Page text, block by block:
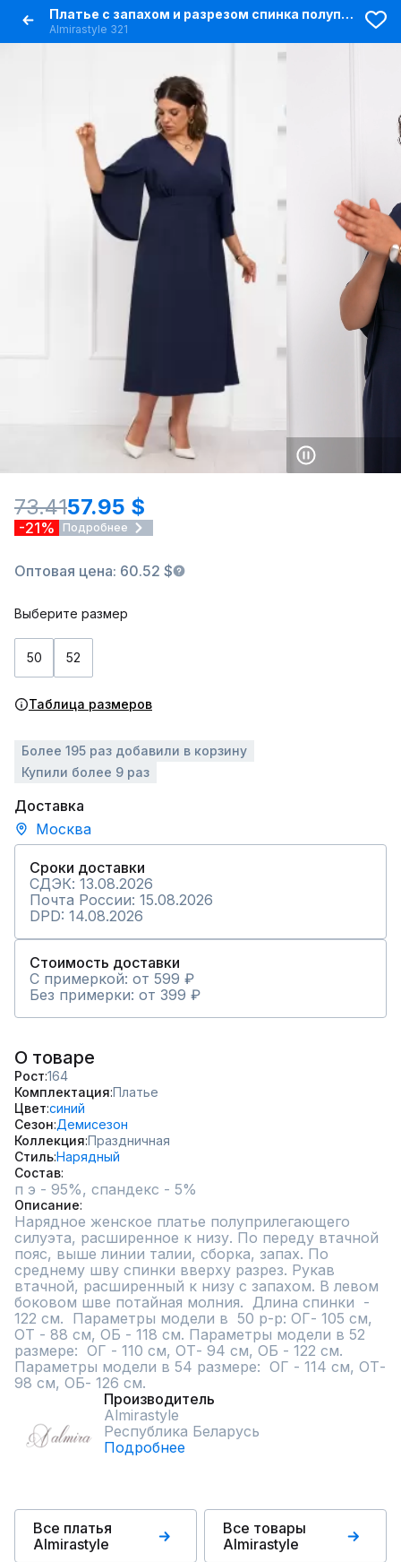
Платье с запахом и разрезом спинка полуприлегающая
Almirastyle 321
73.4157.95 $
-21% Подробнее
Оптовая цена: 60.52 $
Выберите размер
50 52
Таблица размеров
Более 195 раз добавили в корзину
Купили более 9 раз
Доставка
Москва
Сроки доставки
СДЭК: 13.08.2026
Почта России: 15.08.2026
DPD: 14.08.2026
Стоимость доставки
С примеркой: от 599 ₽
Без примерки: от 399 ₽
О товаре
Рост 164
Комплектация Платье
Цвет синий
Сезон Демисезон
Коллекция Праздничная
СтильНарядный
Состав
п э - 95%, спандекс - 5%
Описание
Нарядное женское платье полуприлегающего
силуэта, расширенное к низу. По переду втачной
пояс, выше линии талии, сборка, запах. По
среднему шву спинки вверху разрез. Рукав
втачной, расширенный к низу с запахом. В левом
боковом шве потайная молния.  Длина спинки  -
122 см.  Параметры модели в  50 р-р: ОГ- 105 см,
ОТ - 88 см, ОБ - 118 см. Параметры модели в 52
размере:  ОГ - 110 см, ОТ- 94 см, ОБ - 122 см.
Параметры модели в 54 размере:  ОГ - 114 см, ОТ-
98 см, ОБ- 126 см.
Производитель
Almirastyle
Республика Беларусь
Подробнее
Все платья
Almirastyle
Все товары
Almirastyle